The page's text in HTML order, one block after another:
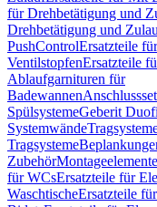
für Drehbetätigung und
Drehbetätigung und
PushControlErsatzteile
VentilstopfenErsatzteile
Ablaufgarnituren für
Badewannen
SpülsystemeGeberit
Systemwände
Tragsysteme
ZubehörMontageelemente
für WCsErsatzteile für
WaschtischeErsatzteile